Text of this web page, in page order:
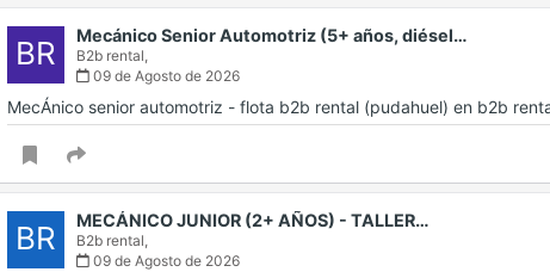
BR Mecánico Senior Automotriz (5+ años, diésel…
B2b rental,
09 de Agosto de 2026
MecÁnico senior automotriz - flota b2b rental (pudahuel) en b2b
BR MECÁNICO JUNIOR (2+ AÑOS) - TALLER…
B2b rental,
09 de Agosto de 2026